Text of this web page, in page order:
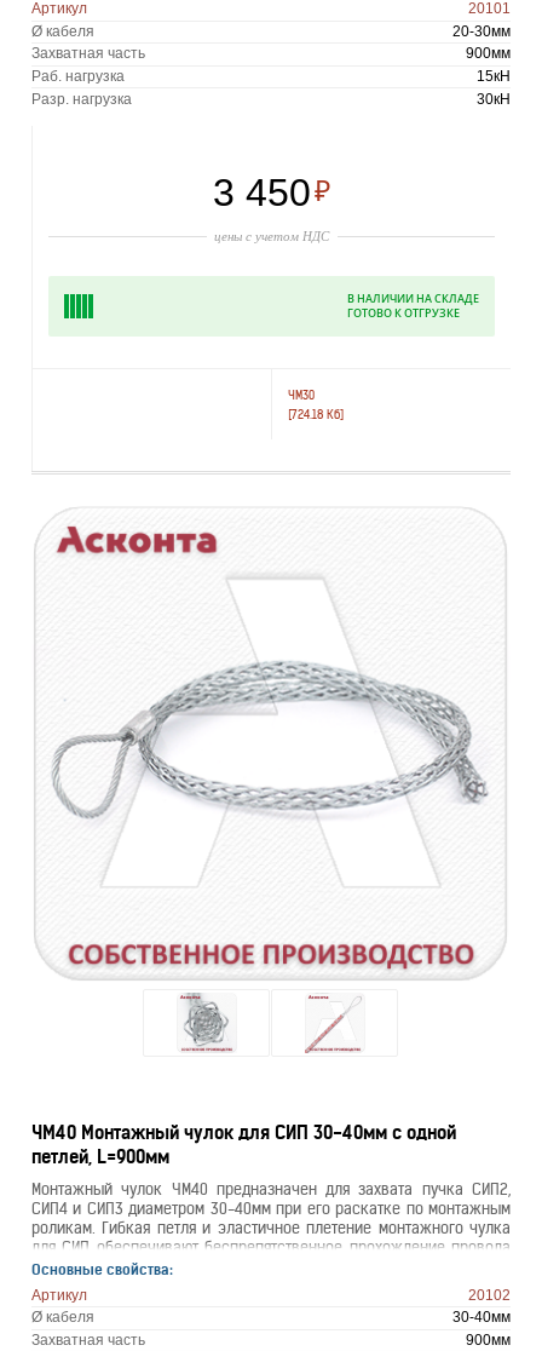
Артикул
20101
Ø кабеля
20-30мм
Захватная часть
900мм
Раб. нагрузка
15кН
Разр. нагрузка
30кН
3 450₽
цены с учетом НДС
В НАЛИЧИИ НА СКЛАДЕ
ГОТОВО К ОТГРУЗКЕ
ЧМ30
[724.18 Кб]
ЧМ40 Монтажный чулок для СИП 30-40мм с одной
петлей, L=900мм
Монтажный чулок ЧМ40 предназначен для захвата пучка СИП2,
СИП4 и СИП3 диаметром 30-40мм при его раскатке по монтажным
роликам. Гибкая петля и эластичное плетение монтажного чулка
для СИП обеспечивают беспрепятственное прохождение провода
по раскаточным роликам и его надежный захват.
Основные свойства:
Артикул
20102
Ø кабеля
30-40мм
Захватная часть
900мм